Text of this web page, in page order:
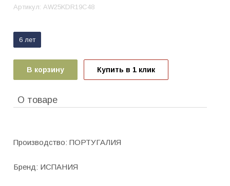
Артикул: AW25KDR19C48
6 лет
В корзину Купить в 1 клик
О товаре
Производство: ПОРТУГАЛИЯ
Бренд: ИСПАНИЯ